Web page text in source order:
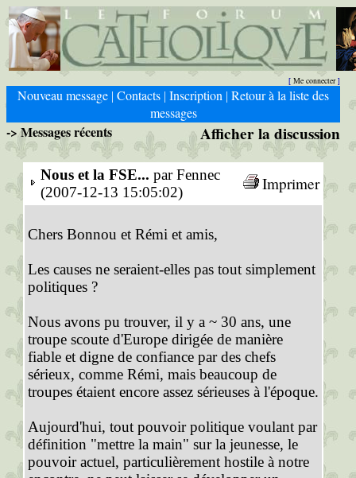
[ Me connecter]
Nouveau message | Contacts | Inscription | Retour à la liste des
messages
-> Messages récents Afficher la discussion
Nous et la FSE... par Fennec
(2007-12-13 15:05:02)
Imprimer
Chers Bonnou et Rémi et amis,
Les causes ne seraient-elles pas tout simplement
politiques ?
Nous avons pu trouver, il y a ~ 30 ans, une
troupe scoute d'Europe dirigée de manière
fiable et digne de confiance par des chefs
sérieux, comme Rémi, mais beaucoup de
troupes étaient encore assez sérieuses à l'époque.
Aujourd'hui, tout pouvoir politique voulant par
définition "mettre la main" sur la jeunesse, le
pouvoir actuel, particulièrement hostile à notre